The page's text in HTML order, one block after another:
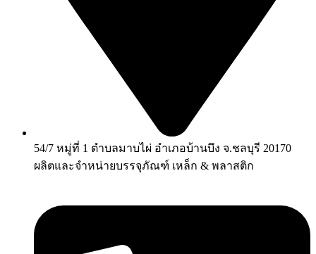
54/7 หมู่ที่ 1 ตำบลมาบไผ่ อำเภอบ้านบึง จ.ชลบุรี 20170
ผลิตและจำหน่ายบรรจุภัณฑ์ เหล็ก & พลาสติก